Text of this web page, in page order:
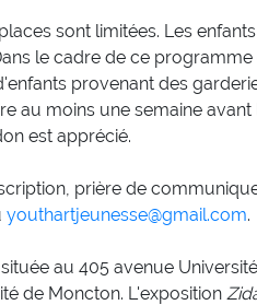
sont limitées. Les
le cadre de ce programme
provenant des
au moins une semaine avant
est apprécié.
prière de
youthartjeunesse@gmail.com.
au 405 avenue
de Moncton. L'exposition